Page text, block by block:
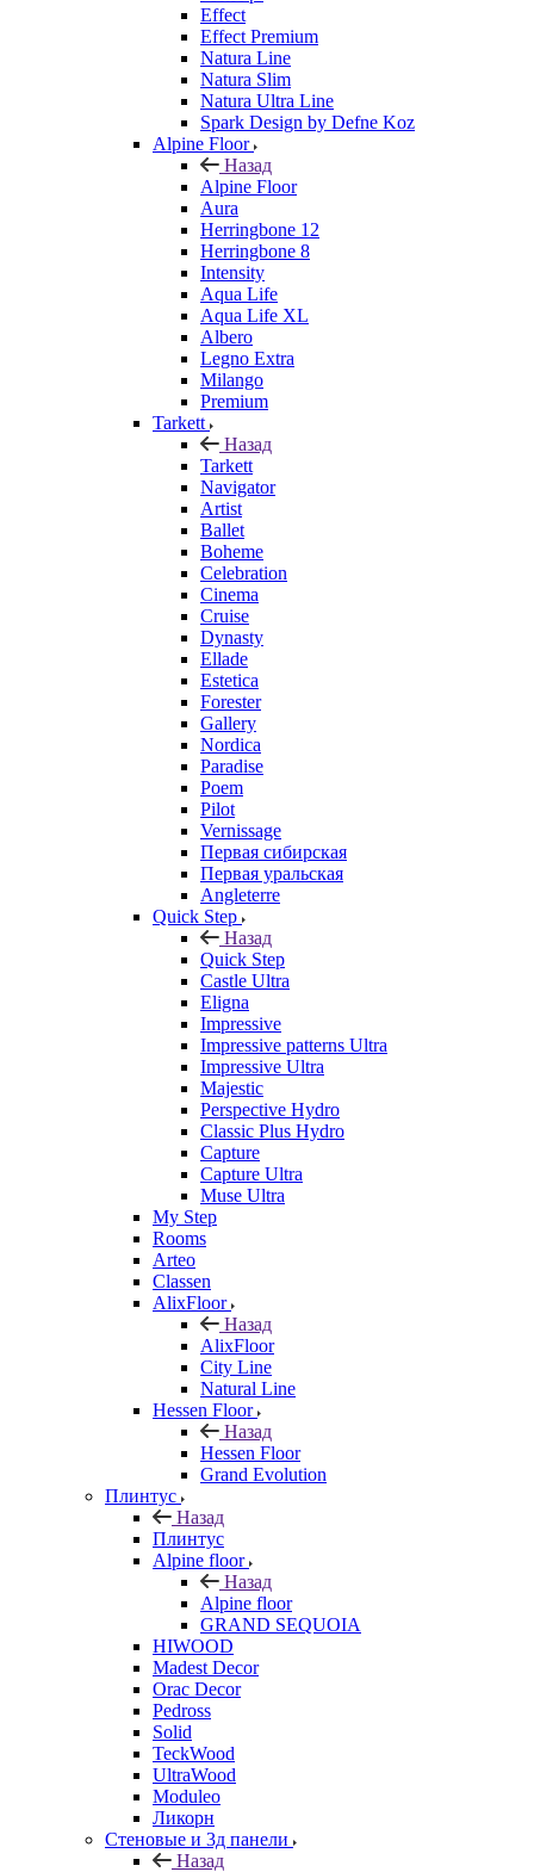
Effect
Effect Premium
Natura Line
Natura Slim
Natura Ultra Line
Spark Design by Defne Koz
Alpine Floor
Назад
Alpine Floor
Aura
Herringbone 12
Herringbone 8
Intensity
Aqua Life
Aqua Life XL
Albero
Legno Extra
Milango
Premium
Tarkett
Назад
Tarkett
Navigator
Artist
Ballet
Boheme
Celebration
Cinema
Cruise
Dynasty
Ellade
Estetica
Forester
Gallery
Nordica
Paradise
Poem
Pilot
Vernissage
Первая сибирская
Первая уральская
Angleterre
Quick Step
Назад
Quick Step
Castle Ultra
Eligna
Impressive
Impressive patterns Ultra
Impressive Ultra
Majestic
Perspective Hydro
Classic Plus Hydro
Capture
Capture Ultra
Muse Ultra
My Step
Rooms
Arteo
Classen
AlixFloor
Назад
AlixFloor
City Line
Natural Line
Hessen Floor
Назад
Hessen Floor
Grand Evolution
Плинтус
Назад
Плинтус
Alpine floor
Назад
Alpine floor
GRAND SEQUOIA
HIWOOD
Madest Decor
Orac Decor
Pedross
Solid
TeckWood
UltraWood
Moduleo
Ликорн
Стеновые и 3д панели
Назад